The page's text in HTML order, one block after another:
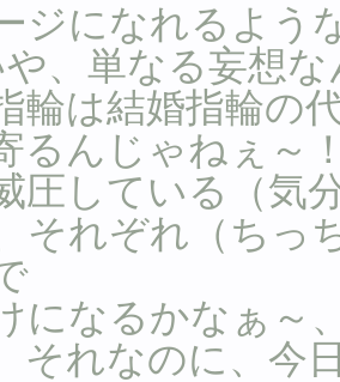
ジになれるよう
や、単なる妄想
輪は結婚指輪の
るんじゃねぇ～
圧している（気
それぞれ（ちっ
になるかなぁ～
それなのに、今